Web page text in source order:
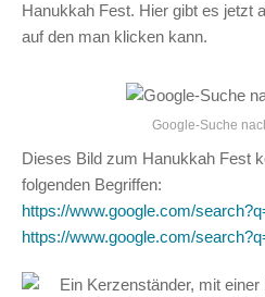
Hanukkah Fest. Hier gibt es jetzt
auf den man klicken kann.
Google-Suche
Dieses Bild zum Hanukkah Fest
folgenden Begriffen:
https://www.google.com/
https://www.google.com/